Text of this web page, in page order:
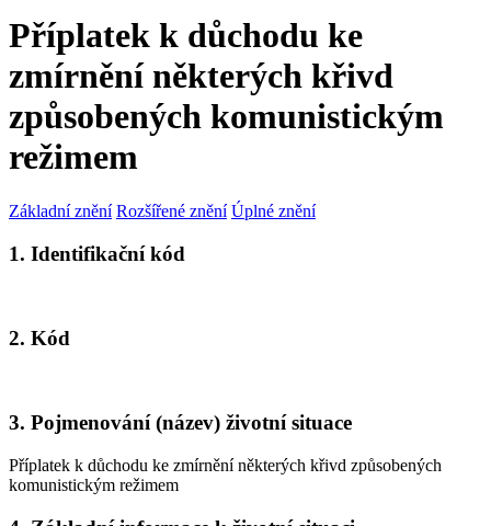
Příplatek k důchodu ke
zmírnění některých křivd
způsobených komunistickým
režimem
Základní znění Rozšířené znění Úplné znění
1. Identifikační kód
2. Kód
3. Pojmenování (název) životní situace
Příplatek k důchodu ke zmírnění některých křivd způsobených
komunistickým režimem